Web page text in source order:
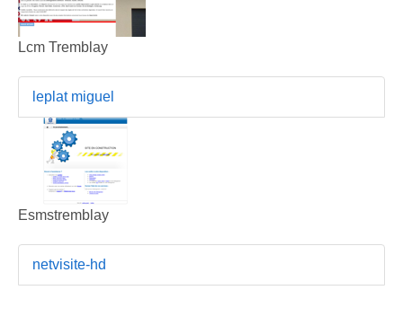
Lcm Tremblay
leplat miguel
Esmstremblay
netvisite-hd